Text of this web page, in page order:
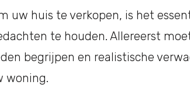
uw huis te verkopen, is het
te houden. Allereerst
begrijpen en realistische
woning.